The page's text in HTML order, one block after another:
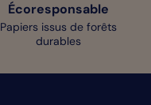
Écoresponsable
Papiers issus de forêts
durables